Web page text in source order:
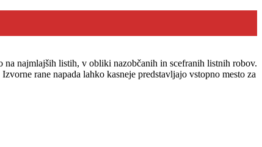
na najmlajših listih, v obliki nazobčanih in scefranih listnih robov.
rane napada lahko kasneje predstavljajo vstopno mesto za